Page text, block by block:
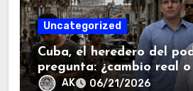
Uncategorized
Cuba, el heredero del
pregunta: ¿cambio real
mismo?.
AK 06/21/2026